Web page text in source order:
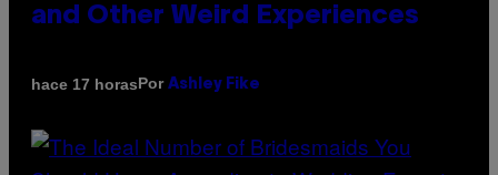
and Other Weird Experiences
hace 17 horasPor Ashley Fike